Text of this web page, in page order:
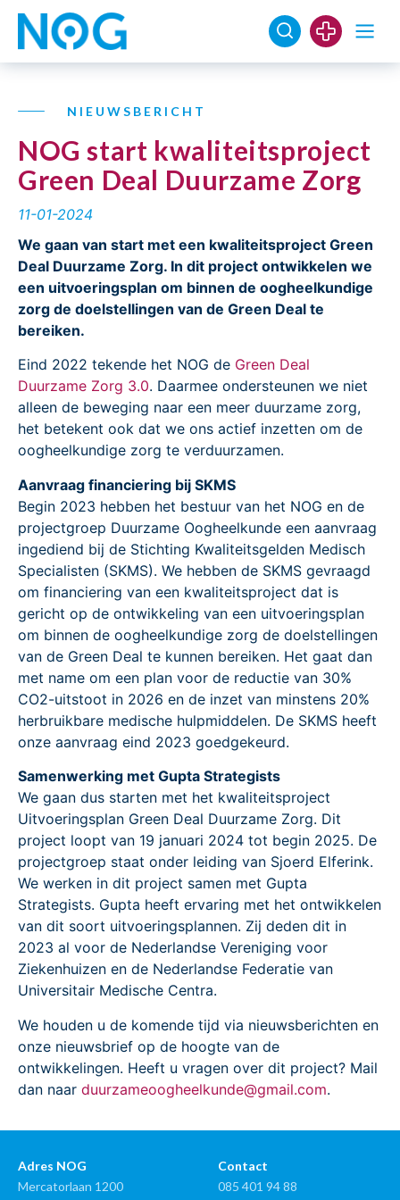
NIEUWSBERICHT
NOG start kwaliteitsproject
Green Deal Duurzame Zorg
11-01-2024
We gaan van start met een kwaliteitsproject Green
Deal Duurzame Zorg. In dit project ontwikkelen we
een uitvoeringsplan om binnen de oogheelkundige
zorg de doelstellingen van de Green Deal te
bereiken.
Eind 2022 tekende het NOG de Green Deal
Duurzame Zorg 3.0. Daarmee ondersteunen we niet
alleen de beweging naar een meer duurzame zorg,
het betekent ook dat we ons actief inzetten om de
oogheelkundige zorg te verduurzamen.
Aanvraag financiering bij SKMS
Begin 2023 hebben het bestuur van het NOG en de
projectgroep Duurzame Oogheelkunde een aanvraag
ingediend bij de Stichting Kwaliteitsgelden Medisch
Specialisten (SKMS). We hebben de SKMS gevraagd
om financiering van een kwaliteitsproject dat is
gericht op de ontwikkeling van een uitvoeringsplan
om binnen de oogheelkundige zorg de doelstellingen
van de Green Deal te kunnen bereiken. Het gaat dan
met name om een plan voor de reductie van 30%
CO2-uitstoot in 2026 en de inzet van minstens 20%
herbruikbare medische hulpmiddelen. De SKMS heeft
onze aanvraag eind 2023 goedgekeurd.
Samenwerking met Gupta Strategists
We gaan dus starten met het kwaliteitsproject
Uitvoeringsplan Green Deal Duurzame Zorg. Dit
project loopt van 19 januari 2024 tot begin 2025. De
projectgroep staat onder leiding van Sjoerd Elferink.
We werken in dit project samen met Gupta
Strategists. Gupta heeft ervaring met het ontwikkelen
van dit soort uitvoeringsplannen. Zij deden dit in
2023 al voor de Nederlandse Vereniging voor
Ziekenhuizen en de Nederlandse Federatie van
Universitair Medische Centra.
We houden u de komende tijd via nieuwsberichten en
onze nieuwsbrief op de hoogte van de
ontwikkelingen. Heeft u vragen over dit project? Mail
dan naar duurzameoogheelkunde@gmail.com.
Adres NOG
Mercatorlaan 1200
Contact
085 401 94 88